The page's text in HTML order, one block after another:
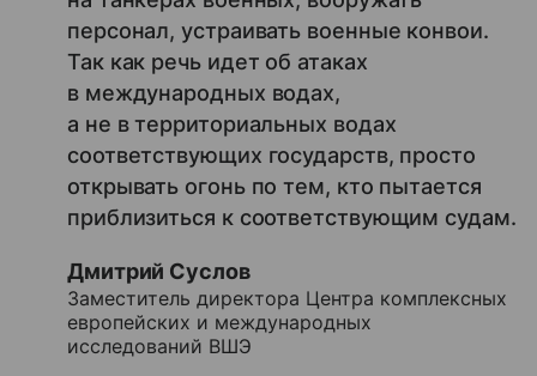
персонал, устраивать военные конвои.
Так как речь идет об атаках
в международных водах,
а не в территориальных водах
соответствующих государств, просто
открывать огонь по тем, кто пытается
приблизиться к соответствующим судам.
Дмитрий Суслов
Заместитель директора Центра комплексных
европейских и международных
исследований ВШЭ